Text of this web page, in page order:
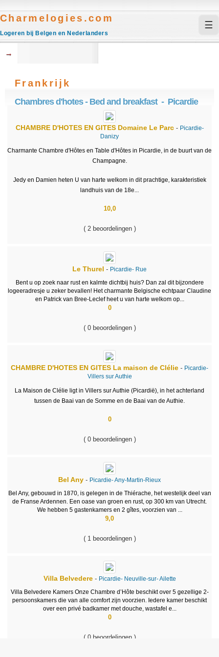
Charmelogies.com
Logeren bij Belgen en Nederlanders
☰
→
Frankrijk
Chambres d'hotes - Bed and breakfast - Picardie
CHAMBRE D'HOTES EN GITES Domaine Le Parc - Picardie-
Danizy
Charmante Chambre d'Hôtes en Table d'Hôtes in Picardie, in de buurt van de
Champagne.
Jedy en Damien heten U van harte welkom in dit prachtige, karakteristiek
landhuis van de 18e...
10,0
( 2 beoordelingen )
Le Thurel - Picardie- Rue
Bent u op zoek naar rust en kalmte dichtbij huis? Dan zal dit bijzondere
logeeradresje u zeker bevallen! Het charmante Belgische echtpaar Claudine
en Patrick van Bree-Leclef heet u van harte welkom op...
0
( 0 beoordelingen )
CHAMBRE D'HOTES EN GITES La maison de Clélie - Picardie-
Villers sur Authie
La Maison de Clélie ligt in Villers sur Authie (Picardië), in het achterland
tussen de Baai van de Somme en de Baai van de Authie.
0
( 0 beoordelingen )
Bel Any - Picardie-Any-Martin-Rieux
Bel Any, gebouwd in 1870, is gelegen in de Thiérache, het westelijk deel van
de Franse Ardennen. Een oase van groen en rust, op 300 km van Utrecht.
We hebben 5 gastenkamers en 2 gîtes, voorzien van ...
9,0
( 1 beoordelingen )
Villa Belvedere - Picardie- Neuville-sur- Ailette
Villa Belvedere Kamers Onze Chambre d’Hôte beschikt over 5 gezellige 2-
persoonskamers die van alle comfort zijn voorzien. Iedere kamer beschikt
over een privé badkamer met douche, wastafel e...
0
( 0 beoordelingen )